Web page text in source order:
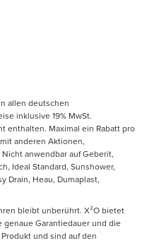
allen deutschen
inklusive 19% MwSt.
enthalten. Maximal ein Rabatt pro
anderen Aktionen,
anwendbar auf Geberit,
Ideal Standard, Sunshower,
Drain, Heau, Dumaplast,
bleibt unberührt. X²O bietet
genaue Garantiedauer und die
und sind auf den